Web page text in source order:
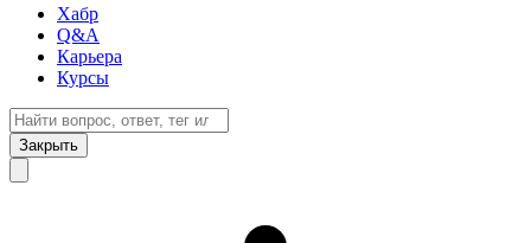
Хабр
Q&A
Карьера
Курсы
Закрыть